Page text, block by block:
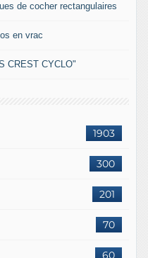
de cocher rectangulaires
en vrac
CREST CYCLO"
1903
300
201
70
60